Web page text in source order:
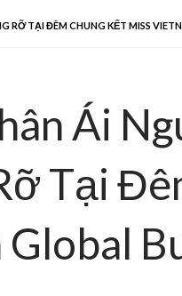
RỠ TẠI ĐÊM CHUNG KẾT MISS
Ái
Tại